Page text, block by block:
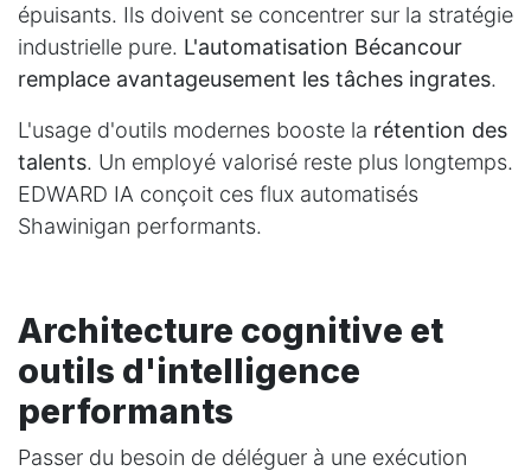
épuisants. Ils doivent se concentrer sur la stratégie
industrielle pure. L'automatisation Bécancour
remplace avantageusement les tâches ingrates.
L'usage d'outils modernes booste la rétention des
talents. Un employé valorisé reste plus longtemps.
EDWARD IA conçoit ces flux automatisés
Shawinigan performants.
Architecture cognitive et
outils d'intelligence
performants
Passer du besoin de déléguer à une exécution